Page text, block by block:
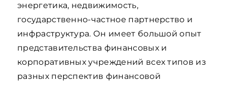
энергетика, недвижимость,
государственно-частное партнерство и
инфраструктура. Он имеет большой опыт
представительства финансовых и
корпоративных учреждений всех типов из
разных перспектив финансовой